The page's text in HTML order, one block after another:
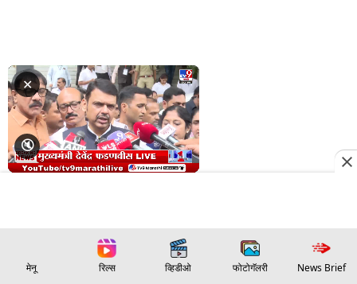
मेनू रिल्स व्हिडीओ फोटोगॅलरी News Brief